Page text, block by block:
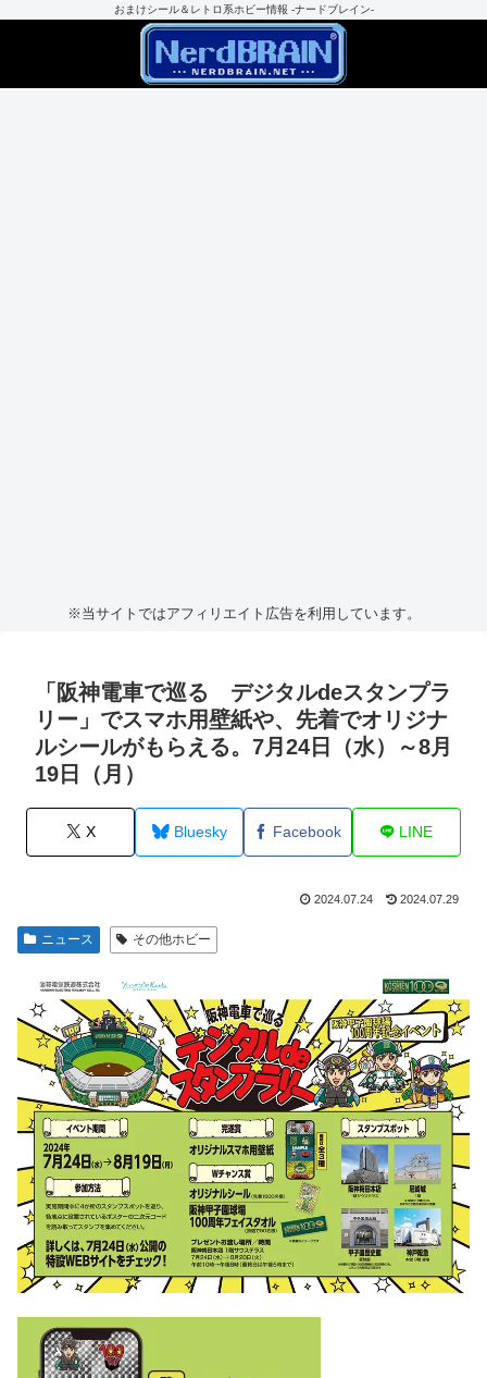
おまけシール＆レトロ系ホビー情報 -ナードブレイン-
※当サイトではアフィリエイト広告を利用しています。
「阪神電車で巡る デジタルdeスタンプラ
リー」でスマホ用壁紙や、先着でオリジナ
ルシールがもらえる。7月24日（水）～8月
19日（月）
X Bluesky Facebook LINE
2024.07.24 2024.07.29
ニュース その他ホビー